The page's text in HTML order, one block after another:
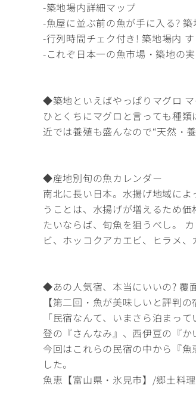
-築地場内詳細マップ
-魚屋に並ぶ前の魚が手に入る? 築
-行列時間チェク付き! 築地場内
-これぞ日本一の魚市場・築地の
◆築地といえばやっぱりマグロ
ひとくちにマグロと言っても種
近では養殖も盛んなので“天然・
◆産地別旬の魚カレンダー
南北に長い日本。水揚げ地域に
うことは、水揚げが増えるため
たいならば、旬魚を狙うべし。
ビ、ホッコクアカエビ、ヒラメ
◆あの人気宿、本当にいいの? 覆
【第二回・魚が美味しいと評判の
「民宿なんて、いまさら泊まっ
登の『さんなみ』、西伊豆の『か
今回はこれらの民宿の中から『
した。
魚恵【富山県・氷見市】/郷土料